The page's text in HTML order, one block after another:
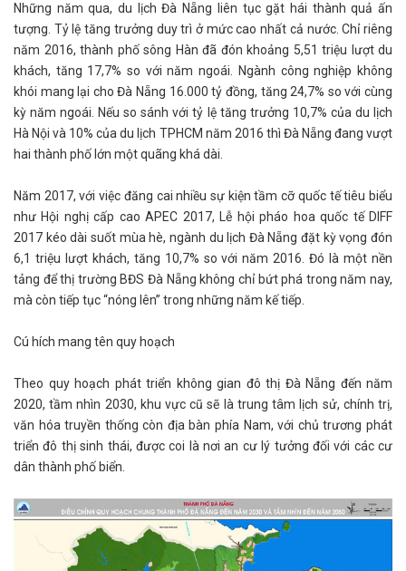
Những năm qua, du lịch Đà Nẵng liên tục gặt hái thành quả ấn
tượng. Tỷ lệ tăng trưởng duy trì ở mức cao nhất cả nước. Chỉ riêng
năm 2016, thành phố sông Hàn đã đón khoảng 5,51 triệu lượt du
khách, tăng 17,7% so với năm ngoái. Ngành công nghiệp không
khói mang lại cho Đà Nẵng 16.000 tỷ đồng, tăng 24,7% so với cùng
kỳ năm ngoái. Nếu so sánh với tỷ lệ tăng trưởng 10,7% của du lịch
Hà Nội và 10% của du lịch TPHCM năm 2016 thì Đà Nẵng đang vượt
hai thành phố lớn một quãng khá dài.
Năm 2017, với việc đăng cai nhiều sự kiện tầm cỡ quốc tế tiêu biểu
như Hội nghị cấp cao APEC 2017, Lễ hội pháo hoa quốc tế DIFF
2017 kéo dài suốt mùa hè, ngành du lịch Đà Nẵng đặt kỳ vọng đón
6,1 triệu lượt khách, tăng 10,7% so với năm 2016. Đó là một nền
tảng để thị trường BĐS Đà Nẵng không chỉ bứt phá trong năm nay,
mà còn tiếp tục “nóng lên” trong những năm kế tiếp.
Cú hích mang tên quy hoạch
Theo quy hoạch phát triển không gian đô thị Đà Nẵng đến năm
2020, tầm nhìn 2030, khu vực cũ sẽ là trung tâm lịch sử, chính trị,
văn hóa truyền thống còn địa bàn phía Nam, với chủ trương phát
triển đô thị sinh thái, được coi là nơi an cư lý tưởng đối với các cư
dân thành phố biển.